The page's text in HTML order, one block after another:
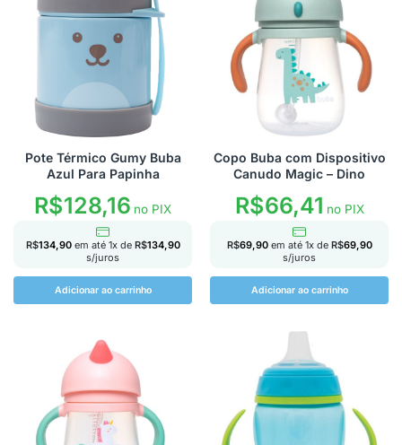
Pote Térmico Gumy Buba
Azul Para Papinha
R$128,16 no PIX
R$134,90 em até 1x de R$134,90
s/juros
Adicionar ao carrinho
Copo Buba com Dispositivo
Canudo Magic – Dino
R$66,41 no PIX
R$69,90 em até 1x de R$69,90
s/juros
Adicionar ao carrinho